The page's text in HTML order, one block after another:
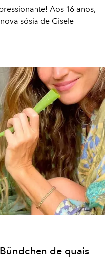
Aos 16 anos,
sósia de Gisele
de quais